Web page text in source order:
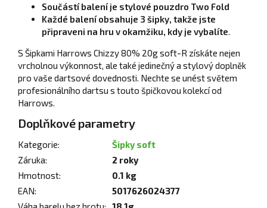
Součástí balení je stylové pouzdro Two Fold
Každé balení obsahuje 3 šipky, takže jste
připraveni na hru v okamžiku, kdy je vybalíte.
S Šipkami Harrows Chizzy 80% 20g soft-R získáte nejen
vrcholnou výkonnost, ale také jedinečný a stylový doplněk
pro vaše dartsové dovednosti. Nechte se unést světem
profesionálního dartsu s touto špičkovou kolekcí od
Harrows.
Doplňkové parametry
Kategorie:
Šipky soft
Záruka:
2 roky
Hmotnost:
0.1 kg
EAN:
5017626024377